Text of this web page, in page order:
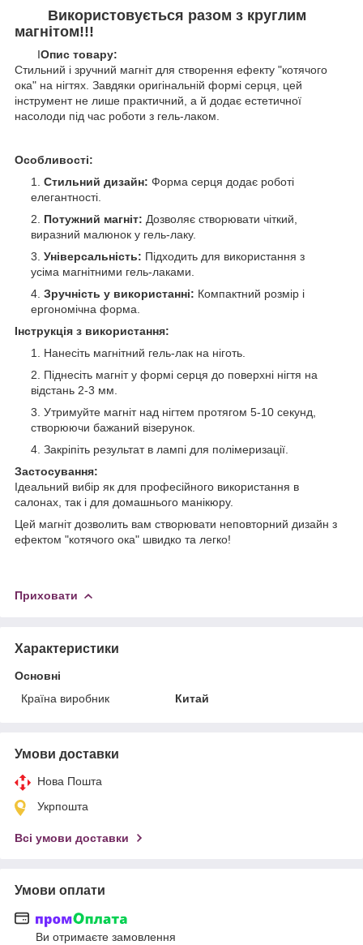
Використовується разом з круглим
магнітом!!!
ІОпис товару:
Стильний і зручний магніт для створення ефекту "котячого
ока" на нігтях. Завдяки оригінальній формі серця, цей
інструмент не лише практичний, а й додає естетичної
насолоди під час роботи з гель-лаком.
Особливості:
Стильний дизайн: Форма серця додає роботі
елегантності.
Потужний магніт: Дозволяє створювати чіткий,
виразний малюнок у гель-лаку.
Універсальність: Підходить для використання з
усіма магнітними гель-лаками.
Зручність у використанні: Компактний розмір і
ергономічна форма.
Інструкція з використання:
Нанесіть магнітний гель-лак на ніготь.
Піднесіть магніт у формі серця до поверхні нігтя на
відстань 2-3 мм.
Утримуйте магніт над нігтем протягом 5-10 секунд,
створюючи бажаний візерунок.
Закріпіть результат в лампі для полімеризації.
Застосування:
Ідеальний вибір як для професійного використання в
салонах, так і для домашнього манікюру.
Цей магніт дозволить вам створювати неповторний дизайн з
ефектом "котячого ока" швидко та легко!
Приховати
Характеристики
Основні
Країна виробник
Китай
Умови доставки
Нова Пошта
Укрпошта
Всі умови доставки
Умови оплати
Ви отримаєте замовлення